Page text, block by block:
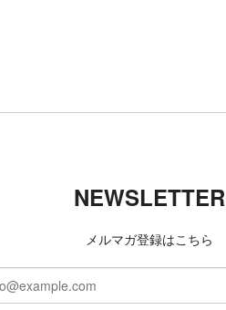
NEWSLETTER
メルマガ登録はこちら